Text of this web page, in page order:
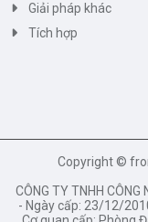
Giải pháp khác
Tích hợp
Copyright ©
CÔNG TY TNHH CÔNG
- Ngày cấp: 23/12/